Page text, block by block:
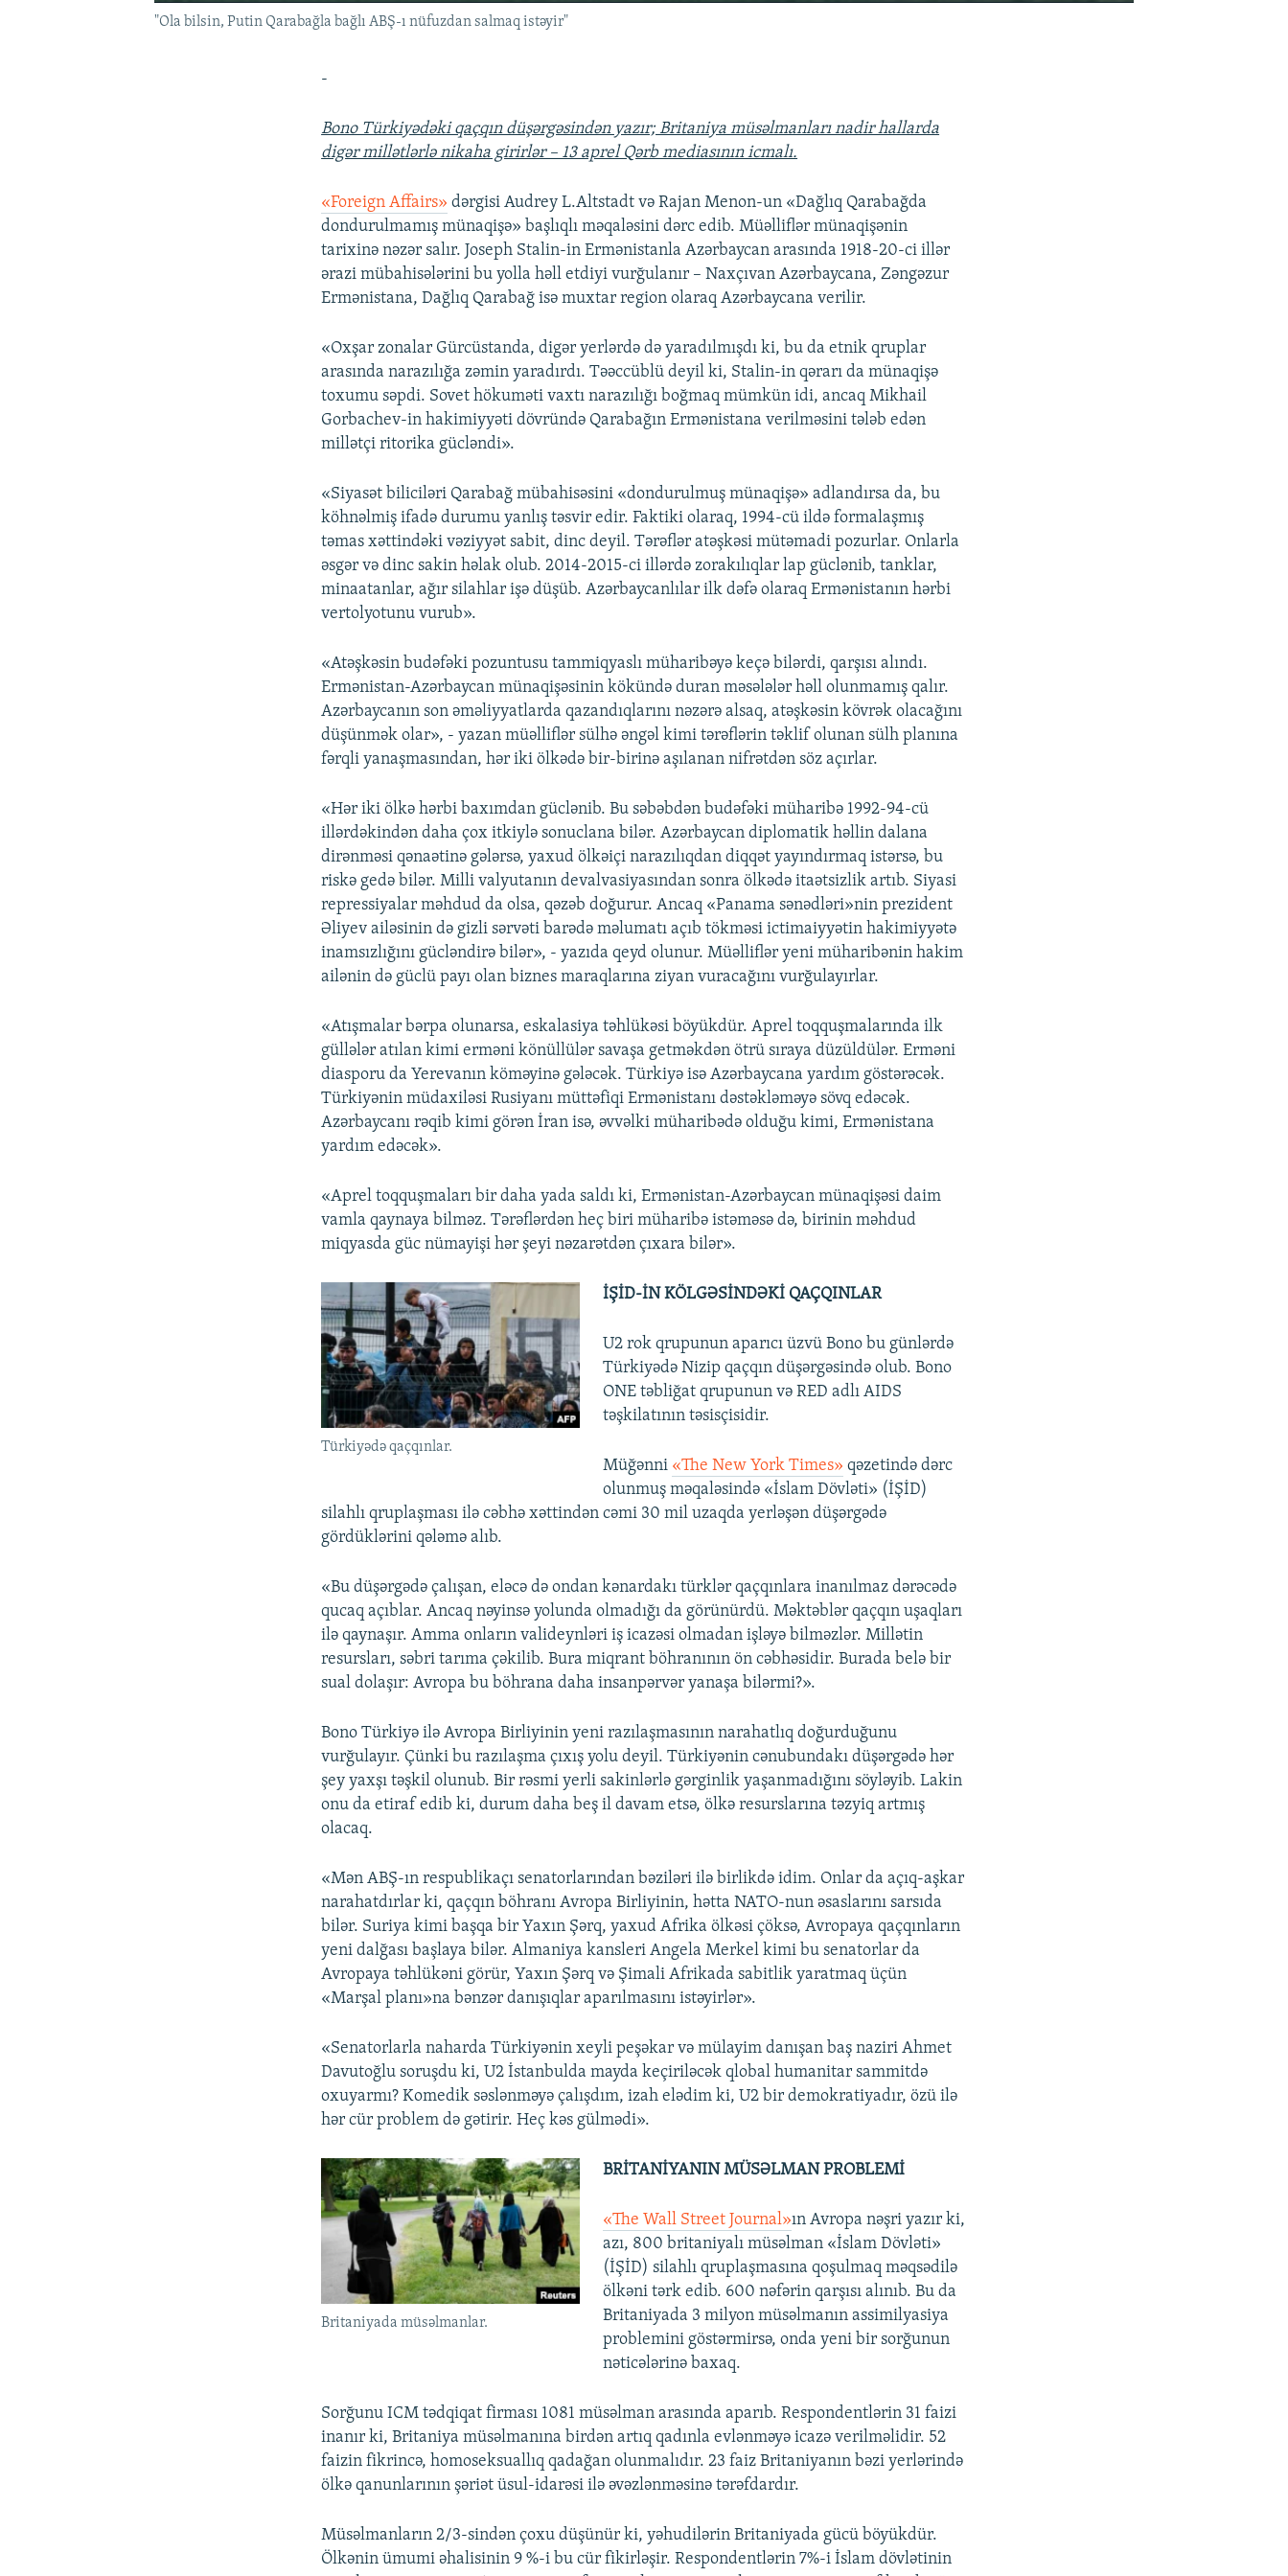
"Ola bilsin, Putin Qarabağla bağlı ABŞ-ı nüfuzdan salmaq istəyir"
-
Bono Türkiyədəki qaçqın düşərgəsindən yazır; Britaniya müsəlmanları nadir hallarda
digər millətlərlə nikaha girirlər – 13 aprel Qərb mediasının icmalı.
«Foreign Affairs» dərgisi Audrey L.Altstadt və Rajan Menon-un «Dağlıq Qarabağda
dondurulmamış münaqişə» başlıqlı məqaləsini dərc edib. Müəlliflər münaqişənin
tarixinə nəzər salır. Joseph Stalin-in Ermənistanla Azərbaycan arasında 1918-20-ci illər
ərazi mübahisələrini bu yolla həll etdiyi vurğulanır – Naxçıvan Azərbaycana, Zəngəzur
Ermənistana, Dağlıq Qarabağ isə muxtar region olaraq Azərbaycana verilir.
«Oxşar zonalar Gürcüstanda, digər yerlərdə də yaradılmışdı ki, bu da etnik qruplar
arasında narazılığa zəmin yaradırdı. Təəccüblü deyil ki, Stalin-in qərarı da münaqişə
toxumu səpdi. Sovet hökuməti vaxtı narazılığı boğmaq mümkün idi, ancaq Mikhail
Gorbachev-in hakimiyyəti dövründə Qarabağın Ermənistana verilməsini tələb edən
millətçi ritorika gücləndi».
«Siyasət biliciləri Qarabağ mübahisəsini «dondurulmuş münaqişə» adlandırsa da, bu
köhnəlmiş ifadə durumu yanlış təsvir edir. Faktiki olaraq, 1994-cü ildə formalaşmış
təmas xəttindəki vəziyyət sabit, dinc deyil. Tərəflər atəşkəsi mütəmadi pozurlar. Onlarla
əsgər və dinc sakin həlak olub. 2014-2015-ci illərdə zorakılıqlar lap güclənib, tanklar,
minaatanlar, ağır silahlar işə düşüb. Azərbaycanlılar ilk dəfə olaraq Ermənistanın hərbi
vertolyotunu vurub».
«Atəşkəsin budəfəki pozuntusu tammiqyaslı müharibəyə keçə bilərdi, qarşısı alındı.
Ermənistan-Azərbaycan münaqişəsinin kökündə duran məsələlər həll olunmamış qalır.
Azərbaycanın son əməliyyatlarda qazandıqlarını nəzərə alsaq, atəşkəsin kövrək olacağını
düşünmək olar», - yazan müəlliflər sülhə əngəl kimi tərəflərin təklif olunan sülh planına
fərqli yanaşmasından, hər iki ölkədə bir-birinə aşılanan nifrətdən söz açırlar.
«Hər iki ölkə hərbi baxımdan güclənib. Bu səbəbdən budəfəki müharibə 1992-94-cü
illərdəkindən daha çox itkiylə sonuclana bilər. Azərbaycan diplomatik həllin dalana
dirənməsi qənaətinə gələrsə, yaxud ölkəiçi narazılıqdan diqqət yayındırmaq istərsə, bu
riskə gedə bilər. Milli valyutanın devalvasiyasından sonra ölkədə itaətsizlik artıb. Siyasi
repressiyalar məhdud da olsa, qəzəb doğurur. Ancaq «Panama sənədləri»nin prezident
Əliyev ailəsinin də gizli sərvəti barədə məlumatı açıb tökməsi ictimaiyyətin hakimiyyətə
inamsızlığını gücləndirə bilər», - yazıda qeyd olunur. Müəlliflər yeni müharibənin hakim
ailənin də güclü payı olan biznes maraqlarına ziyan vuracağını vurğulayırlar.
«Atışmalar bərpa olunarsa, eskalasiya təhlükəsi böyükdür. Aprel toqquşmalarında ilk
güllələr atılan kimi erməni könüllülər savaşa getməkdən ötrü sıraya düzüldülər. Erməni
diasporu da Yerevanın köməyinə gələcək. Türkiyə isə Azərbaycana yardım göstərəcək.
Türkiyənin müdaxiləsi Rusiyanı müttəfiqi Ermənistanı dəstəkləməyə sövq edəcək.
Azərbaycanı rəqib kimi görən İran isə, əvvəlki müharibədə olduğu kimi, Ermənistana
yardım edəcək».
«Aprel toqquşmaları bir daha yada saldı ki, Ermənistan-Azərbaycan münaqişəsi daim
vamla qaynaya bilməz. Tərəflərdən heç biri müharibə istəməsə də, birinin məhdud
miqyasda güc nümayişi hər şeyi nəzarətdən çıxara bilər».
Türkiyədə qaçqınlar.
İŞİD-İN KÖLGƏSİNDƏKİ QAÇQINLAR
U2 rok qrupunun aparıcı üzvü Bono bu günlərdə
Türkiyədə Nizip qaçqın düşərgəsində olub. Bono
ONE təbliğat qrupunun və RED adlı AIDS
təşkilatının təsisçisidir.
Müğənni «The New York Times» qəzetində dərc
olunmuş məqaləsində «İslam Dövləti» (İŞİD)
silahlı qruplaşması ilə cəbhə xəttindən cəmi 30 mil uzaqda yerləşən düşərgədə
gördüklərini qələmə alıb.
«Bu düşərgədə çalışan, eləcə də ondan kənardakı türklər qaçqınlara inanılmaz dərəcədə
qucaq açıblar. Ancaq nəyinsə yolunda olmadığı da görünürdü. Məktəblər qaçqın uşaqları
ilə qaynaşır. Amma onların valideynləri iş icazəsi olmadan işləyə bilməzlər. Millətin
resursları, səbri tarıma çəkilib. Bura miqrant böhranının ön cəbhəsidir. Burada belə bir
sual dolaşır: Avropa bu böhrana daha insanpərvər yanaşa bilərmi?».
Bono Türkiyə ilə Avropa Birliyinin yeni razılaşmasının narahatlıq doğurduğunu
vurğulayır. Çünki bu razılaşma çıxış yolu deyil. Türkiyənin cənubundakı düşərgədə hər
şey yaxşı təşkil olunub. Bir rəsmi yerli sakinlərlə gərginlik yaşanmadığını söyləyib. Lakin
onu da etiraf edib ki, durum daha beş il davam etsə, ölkə resurslarına təzyiq artmış
olacaq.
«Mən ABŞ-ın respublikaçı senatorlarından bəziləri ilə birlikdə idim. Onlar da açıq-aşkar
narahatdırlar ki, qaçqın böhranı Avropa Birliyinin, hətta NATO-nun əsaslarını sarsıda
bilər. Suriya kimi başqa bir Yaxın Şərq, yaxud Afrika ölkəsi çöksə, Avropaya qaçqınların
yeni dalğası başlaya bilər. Almaniya kansleri Angela Merkel kimi bu senatorlar da
Avropaya təhlükəni görür, Yaxın Şərq və Şimali Afrikada sabitlik yaratmaq üçün
«Marşal planı»na bənzər danışıqlar aparılmasını istəyirlər».
«Senatorlarla naharda Türkiyənin xeyli peşəkar və mülayim danışan baş naziri Ahmet
Davutoğlu soruşdu ki, U2 İstanbulda mayda keçiriləcək qlobal humanitar sammitdə
oxuyarmı? Komedik səslənməyə çalışdım, izah elədim ki, U2 bir demokratiyadır, özü ilə
hər cür problem də gətirir. Heç kəs gülmədi».
Britaniyada müsəlmanlar.
BRİTANİYANIN MÜSƏLMAN PROBLEMİ
«The Wall Street Journal»ın Avropa nəşri yazır ki,
azı, 800 britaniyalı müsəlman «İslam Dövləti»
(İŞİD) silahlı qruplaşmasına qoşulmaq məqsədilə
ölkəni tərk edib. 600 nəfərin qarşısı alınıb. Bu da
Britaniyada 3 milyon müsəlmanın assimilyasiya
problemini göstərmirsə, onda yeni bir sorğunun
nəticələrinə baxaq.
Sorğunu ICM tədqiqat firması 1081 müsəlman arasında aparıb. Respondentlərin 31 faizi
inanır ki, Britaniya müsəlmanına birdən artıq qadınla evlənməyə icazə verilməlidir. 52
faizin fikrincə, homoseksuallıq qadağan olunmalıdır. 23 faiz Britaniyanın bəzi yerlərində
ölkə qanunlarının şəriət üsul-idarəsi ilə əvəzlənməsinə tərəfdardır.
Müsəlmanların 2/3-sindən çoxu düşünür ki, yəhudilərin Britaniyada gücü böyükdür.
Ölkənin ümumi əhalisinin 9 %-i bu cür fikirləşir. Respondentlərin 7%-i İslam dövlətinin